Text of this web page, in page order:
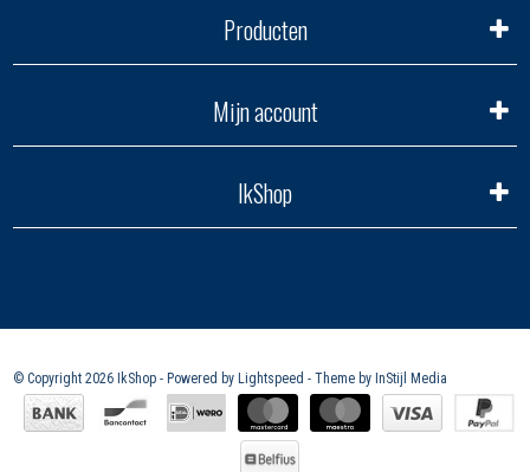
Producten
Mijn account
IkShop
© Copyright 2026 IkShop - Powered by Lightspeed - Theme by InStijl Media